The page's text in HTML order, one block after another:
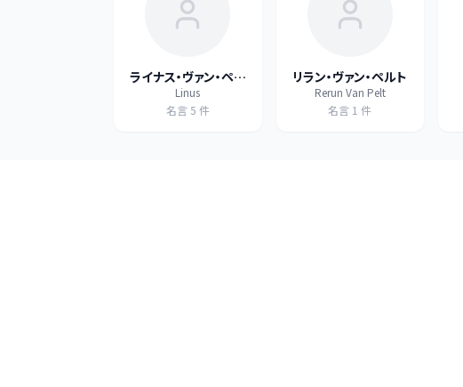
ライナス・ヴァン・ペル
ト
Linus
名言 5 件
リラン・ヴァン・ペルト
Rerun Van Pelt
名言 1 件